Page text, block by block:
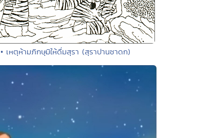
• เหตุห้ามภิกษุมิให้ดื่มสุรา (สุราปานชาดก)